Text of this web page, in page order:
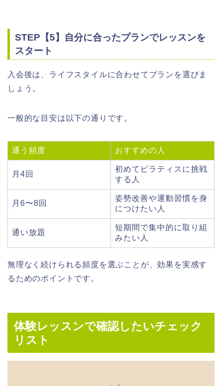
STEP【5】自分に合ったプランでレッスンを
スタート
入会後は、ライフスタイルに合わせてプランを選びま
しょう。
一般的な目安は以下の通りです。
通う頻度 おすすめの人
月4回
初めてピラティスに挑戦
する人
月6〜8回
姿勢改善や運動習慣を身
につけたい人
通い放題
短期間で集中的に取り組
みたい人
無理なく続けられる頻度を選ぶことが、効果を実感す
るためのポイントです。
体験レッスンで確認したいチェック
リスト